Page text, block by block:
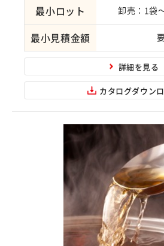
最小ロット 卸売：1袋
最小見積金額
詳細を見る
カタログダウン